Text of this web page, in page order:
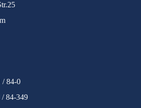
/ 84-0
/ 84-349